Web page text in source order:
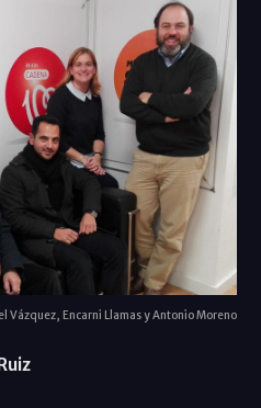
Vázquez, Encarni Llamas y Antonio Moreno